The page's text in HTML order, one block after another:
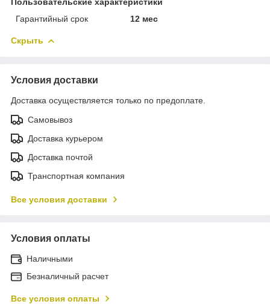
Гарантийный срок
12 мес
Скрыть
Условия доставки
Доставка осуществляется только по предоплате.
Самовывоз
Доставка курьером
Доставка почтой
Транспортная компания
Все условия доставки
Условия оплаты
Наличными
Безналичный расчет
Все условия оплаты